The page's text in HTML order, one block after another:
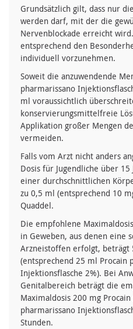
Grundsätzlich gilt, dass nur
werden darf, mit der die
Nervenblockade erreicht
entsprechend den
individuell vorzunehmen.
Soweit die anzuwendende
pharmarissano
ml voraussichtlich
konservierungsmittelfreie
Applikation großer Mengen
vermeiden.
Falls vom Arzt nicht anders
Dosis für Jugendliche über
einer durchschnittlichen
zu 0,5 ml (entsprechend 10
Quaddel.
Die empfohlene
in Geweben, aus denen eine
Arzneistoffen erfolgt, beträgt
(entsprechend 25 ml Procain
Injektionsflasche 2%). Bei
Genitalbereich beträgt die
Maximaldosis 200 mg
pharmarissano
Stunden.